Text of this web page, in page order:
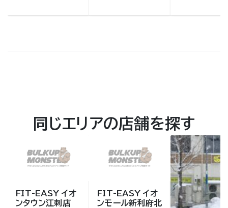
同じエリアの店舗を探す
FIT-EASY イオ
ンタウン江刺店
FIT-EASY イオ
ンモール新利府北